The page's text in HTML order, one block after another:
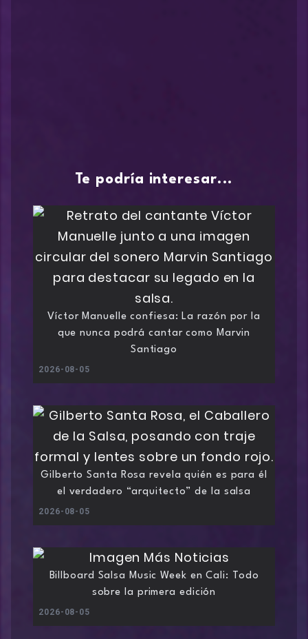
Te podría interesar...
Víctor Manuelle confiesa: La razón por la
que nunca podrá cantar como Marvin
Santiago
2026-08-05
Gilberto Santa Rosa revela quién es para él
el verdadero “arquitecto” de la salsa
2026-08-05
Billboard Salsa Music Week en Cali: Todo
sobre la primera edición
2026-08-05